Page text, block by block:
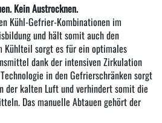
Kein Austrocknen.
Kühl-Gefrier-Kombinationen im
und hält somit auch den
Kühlteil sorgt es für ein optimales
dank der intensiven Zirkulation
in den Gefrierschränken sorgt
der kalten Luft und verhindert somit die
Das manuelle Abtauen gehört der